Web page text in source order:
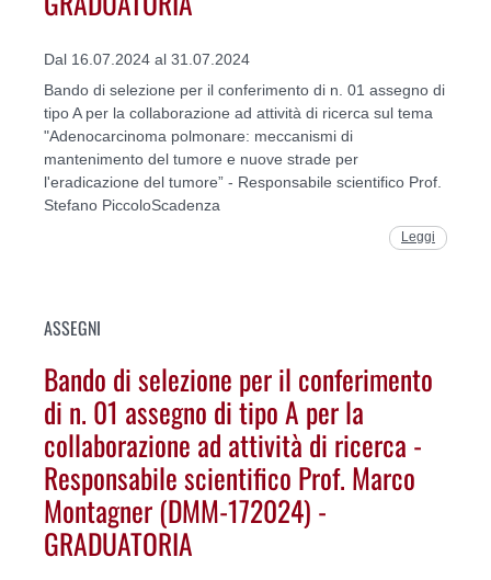
Dal 16.07.2024 al 31.07.2024
Bando di selezione per il conferimento di n. 01 assegno di
tipo A per la collaborazione ad attività di ricerca sul tema
"Adenocarcinoma polmonare: meccanismi di
mantenimento del tumore e nuove strade per
l'eradicazione del tumore” - Responsabile scientifico Prof.
Stefano PiccoloScadenza
Leggi
ASSEGNI
Bando di selezione per il conferimento
di n. 01 assegno di tipo A per la
collaborazione ad attività di ricerca -
Responsabile scientifico Prof. Marco
Montagner (DMM-172024) -
GRADUATORIA